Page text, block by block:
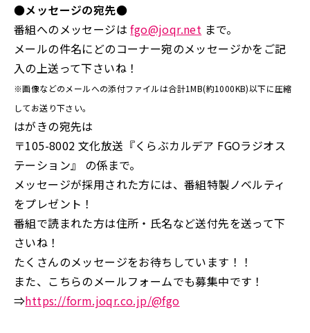
●メッセージの宛先●
番組へのメッセージはfgo@joqr.net まで。
メールの件名にどのコーナー宛のメッセージかをご記
入の上送って下さいね！
※画像などのメールへの添付ファイルは合計1MB(約1000KB)以下に圧縮
してお送り下さい。
はがきの宛先は
〒105-8002 文化放送『くらぶカルデア FGOラジオス
テーション』 の係まで。
メッセージが採用された方には、番組特製ノベルティ
をプレゼント！
番組で読まれた方は住所・氏名など送付先を送って下
さいね！
たくさんのメッセージをお待ちしています！！
また、こちらのメールフォームでも募集中です！
⇒https://form.joqr.co.jp/@fgo